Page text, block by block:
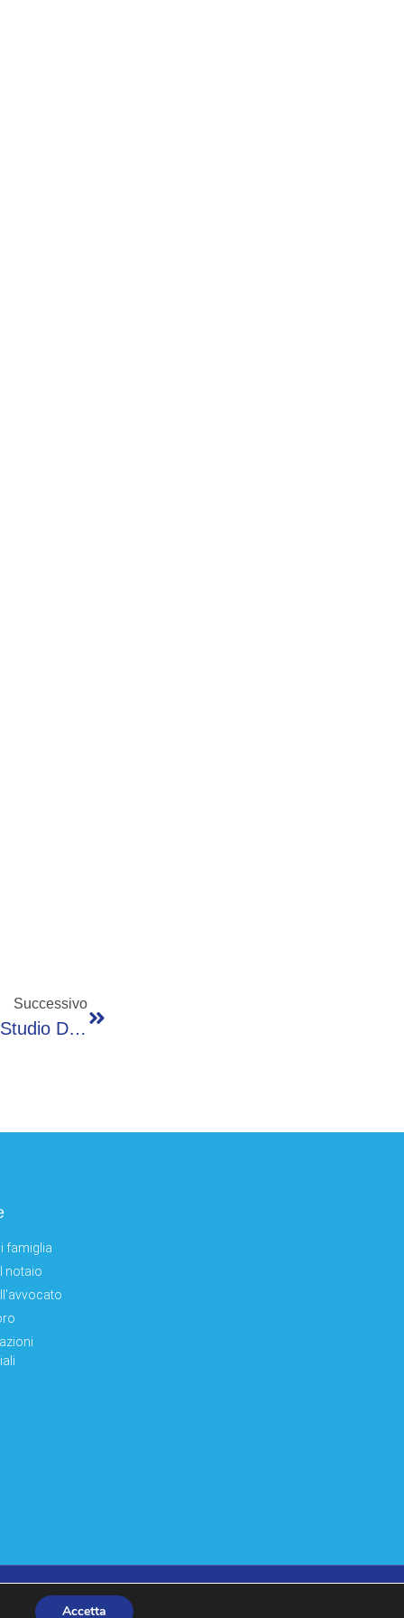
Successivo
SNK Arruola Il Padre Di Tekken: Nasce VS Studio Di Katsuhiro Harada
famiglia
notaio
made by moonbat
Accetta